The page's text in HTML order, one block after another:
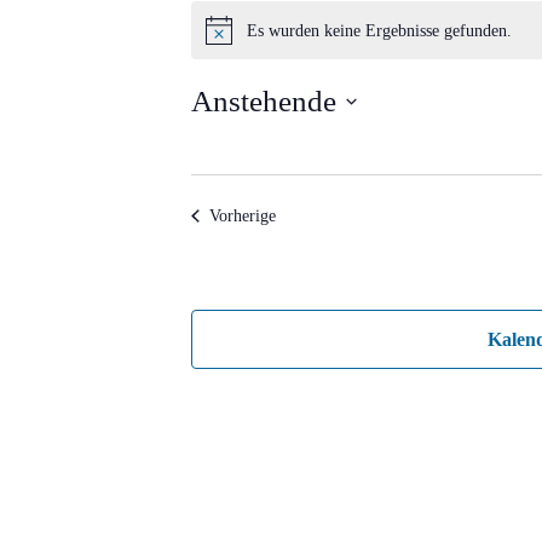
Veranstaltungen
Hinweis
Es wurden keine Ergebnisse gefunden.
Anstehende
VorherigeVeranstaltungen